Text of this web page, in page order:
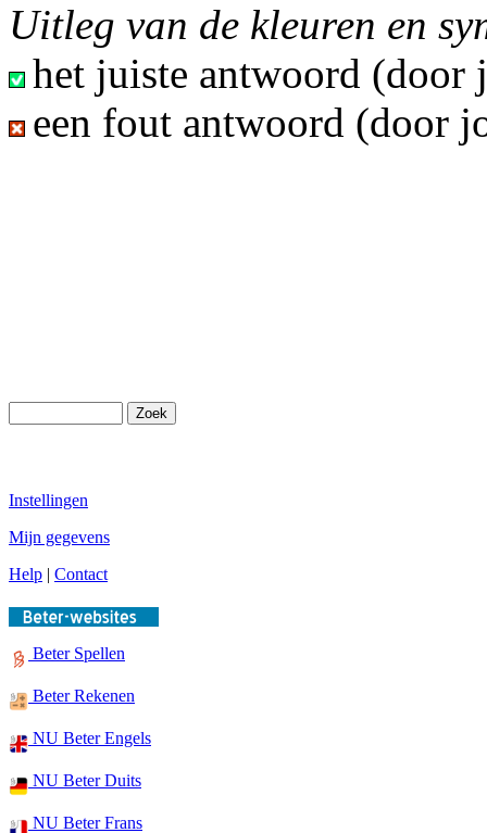
Uitleg van de kleuren en
het juiste antwoord (door
een fout antwoord (door
Instellingen
Mijn gegevens
Help | Contact
Beter Spellen
Beter Rekenen
NU Beter Engels
NU Beter Duits
NU Beter Frans